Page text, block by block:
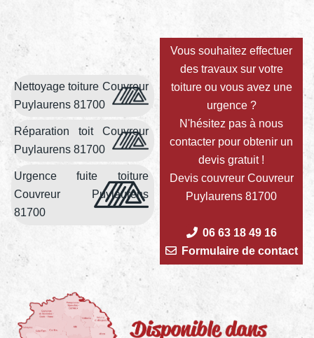
Nettoyage toiture Couvreur
Puylaurens 81700
Réparation toit Couvreur
Puylaurens 81700
Urgence fuite toiture
Couvreur Puylaurens
81700
Vous souhaitez effectuer
des travaux sur votre
toiture ou vous avez une
urgence ?
N'hésitez pas à nous
contacter pour obtenir un
devis gratuit !
Devis couvreur Couvreur
Puylaurens 81700
06 63 18 49 16
Formulaire de contact